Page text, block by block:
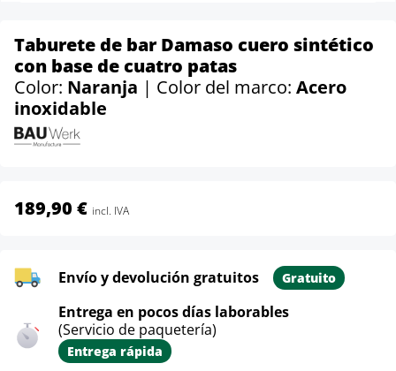
Taburete de bar Damaso cuero sintético
con base de cuatro patas
Color: Naranja | Color del marco: Acero
inoxidable
189,90 € incl. IVA
Envío y devolución gratuitos Gratuito
Entrega en pocos días laborables
(Servicio de paquetería)
Entrega rápida